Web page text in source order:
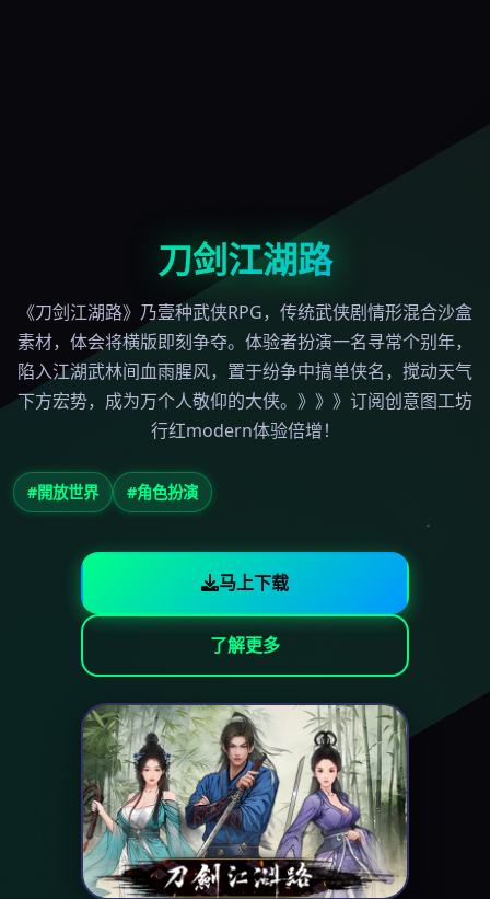
刀剑江湖路
《刀剑江湖路》乃壹种武侠RPG，传统武侠剧情形混合沙盒
素材，体会将横版即刻争夺。体验者扮演一名寻常个别年，
陷入江湖武林间血雨腥风，置于纷争中搞单侠名，搅动天气
下方宏势，成为万个人敬仰的大侠。》》》订阅创意图工坊
行红modern体验倍增！
#開放世界 #角色扮演
马上下载
了解更多